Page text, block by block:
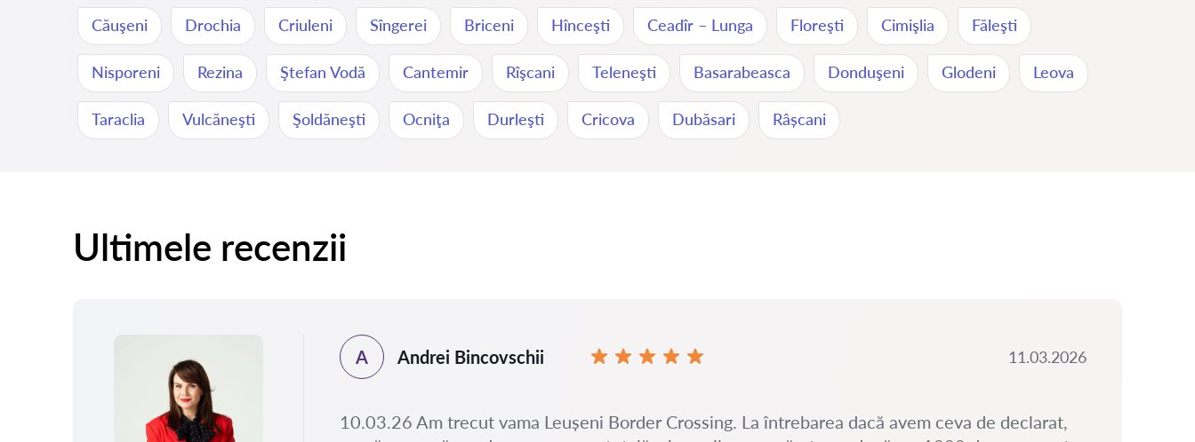
Căuşeni Drochia Criuleni Sîngerei Briceni Hînceşti Ceadîr – Lunga Floreşti Cimişlia Făleşti
Nisporeni Rezina Ştefan Vodă Cantemir Rîşcani Teleneşti Basarabeasca Donduşeni Glodeni Leova
Taraclia Vulcăneşti Şoldăneşti Ocniţa Durleşti Cricova Dubăsari Râșcani
Ultimele recenzii
A Andrei Bincovschii 11.03.2026
10.03.26 Am trecut vama Leușeni Border Crossing. La întrebarea dacă avem ceva de declarat,